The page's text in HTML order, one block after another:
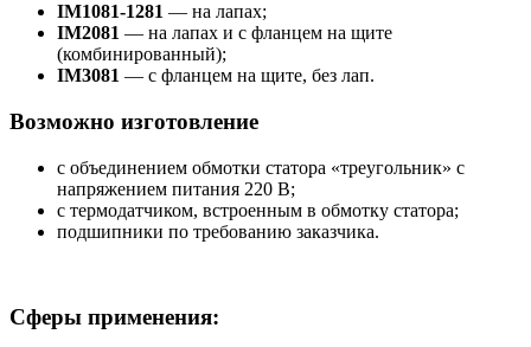
IM1081-1281 — на лапах;
IM2081 — на лапах и с фланцем на щите
(комбинированный);
IM3081 — с фланцем на щите, без лап.
Возможно изготовление
с объединением обмотки статора «треугольник» с
напряжением питания 220 В;
с термодатчиком, встроенным в обмотку статора;
подшипники по требованию заказчика.
Сферы применения: